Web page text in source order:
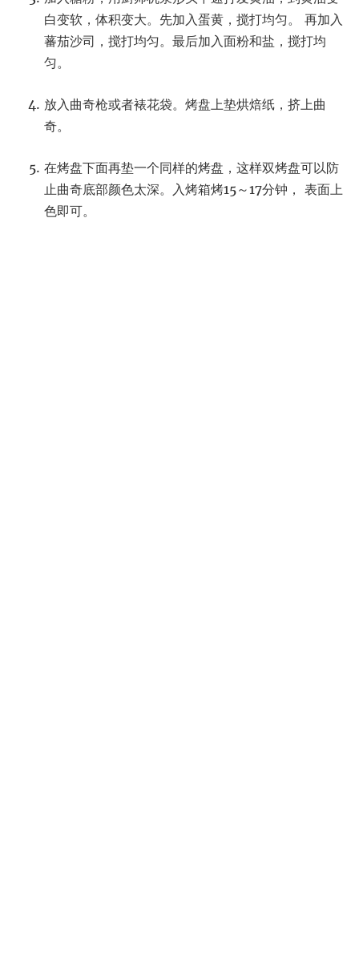
白变软，体积变大。先加入蛋黄，搅打均匀。 再加入
蕃茄沙司，搅打均匀。最后加入面粉和盐，搅打均
匀。
放入曲奇枪或者裱花袋。烤盘上垫烘焙纸，挤上曲
奇。
在烤盘下面再垫一个同样的烤盘，这样双烤盘可以防
止曲奇底部颜色太深。入烤箱烤15～17分钟， 表面上
色即可。